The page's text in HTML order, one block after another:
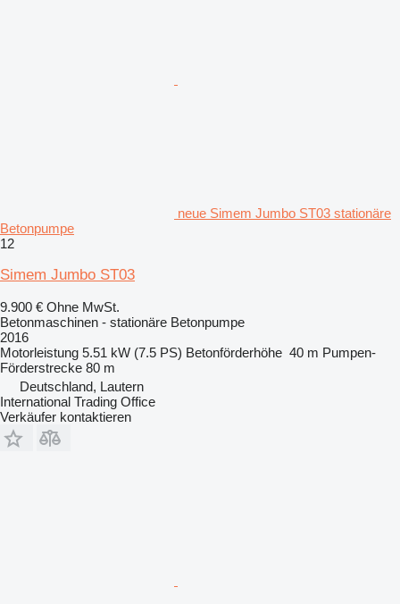
neue Simem Jumbo ST03 stationäre
Betonpumpe
12
Simem Jumbo ST03
9.900 € Ohne MwSt.
Betonmaschinen - stationäre Betonpumpe
2016
Motorleistung 5.51 kW (7.5 PS) Betonförderhöhe 40 m Pumpen-
Förderstrecke 80 m
Deutschland, Lautern
International Trading Office
Verkäufer kontaktieren